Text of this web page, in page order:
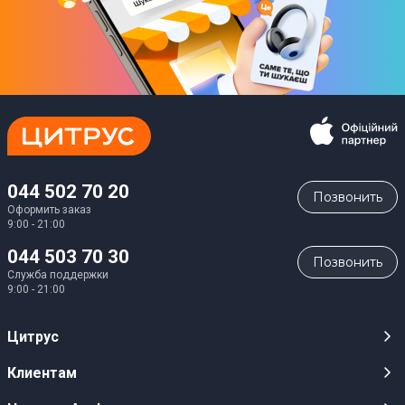
044 502 70 20
Оформить заказ
9:00 - 21:00
Позвонить
044 503 70 30
Служба поддержки
9:00 - 21:00
Позвонить
Цитрус
Карьера
Клиентам